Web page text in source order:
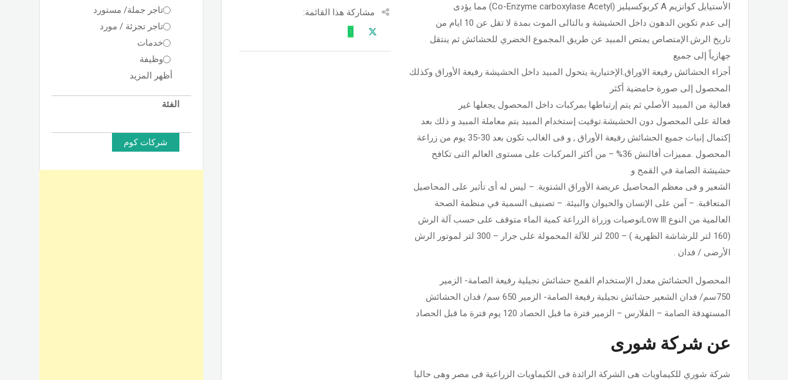
الأستيايل كوانزيم A كربوكسيليز (Co-Enzyme carboxylase Acetyl) مما يؤدى
إلى عدم تكوين الدهون داخل الحشيشة و بالتالى الموت بمدة لا تقل عن 10 ايام من
تاريخ الرش.الإمتصاص يمتص المبيد عن طريق المجموع الخضري للحشائش ثم ينتقل
جهازياً إلى جميع
أجزاء الحشائش رفيعة الاوراق.الإختيارية يتحول المبيد داخل الحشيشة رفيعة الأوراق وكذلك
المحصول إلى صورة حامضية أكثر
فعالية من المبيد الأصلي ثم يتم إرتباطها بمركبات داخل المحصول يجعلها غير
فعالة على المحصول دون الحشيشة.توقيت إستخدام المبيد يتم معاملة المبيد و ذلك بعد
إكتمال إنبات جميع الحشائش رفيعة الأوراق , و فى الغالب تكون بعد 30-35 يوم من زراعة
المحصول .مميزات أفالنش 36% – من أكثر المركبات على مستوى العالم التى تكافح
حشيشة الصامة في القمح و
الشعير و فى معظم المحاصيل عريضة الأوراق الشتوية. – ليس له أى تأثير على المحاصيل
المتعاقبة. – آمن على الإنسان والحيوان والبيئة. – تصنيف السمية في منظمة الصحة
العالمية من النوع Low lllتوصيات وزراة الزراعة كمية الماء متوقف على حسب آلة الرش
(160 لتر للرشاشة الظهرية ) – 200 لتر للآلة المحمولة على جرار – 300 لتر لموتور الرش
الأرضى / فدان .
المحصول الحشائش معدل الإستخدام القمح حشائش نجيلية رفيعة الصامة- الزمير
750سم/ فدان الشعير حشائش نجيلية رفيعة الصامة- الزمير 650 سم/ فدان الحشائش
المستهدفة الصامة – الفلارس – الزمير فترة ما قبل الحصاد 120 يوم فترة ما قبل الحصاد
عن شركة شورى
شركة شوري للكيماويات هى الشركة الرائدة فى الكيماويات الزراعية فى مصر وهى حاليا
مشاركة هذا القائمة:
تاجر جملة/ مستورد
تاجر تجزئة / مورد
خدمات
وظيفة
أظهر المزيد
الفئة
شركات كوم